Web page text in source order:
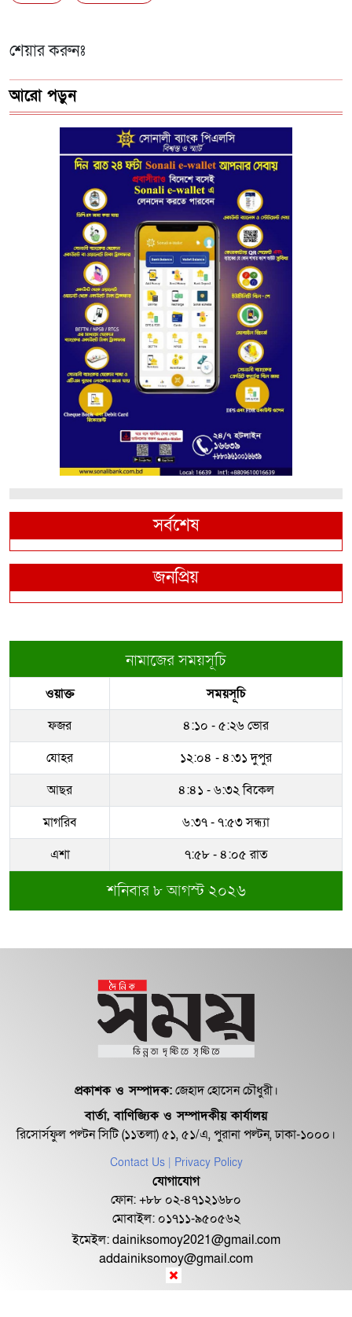
শেয়ার করুনঃ
আরো পড়ুন
সর্বশেষ
জনপ্রিয়
নামাজের সময়সূচি
ওয়াক্ত
সময়সূচি
ফজর
৪:১০ - ৫:২৬ ভোর
যোহর
১২:০৪ - ৪:৩১ দুপুর
আছর
৪:৪১ - ৬:৩২ বিকেল
মাগরিব
৬:৩৭ - ৭:৫৩ সন্ধ্যা
এশা
৭:৫৮ - ৪:০৫ রাত
শনিবার ৮ আগস্ট ২০২৬
প্রকাশক ও সম্পাদক:জেহাদ হোসেন চৌধুরী।
বার্তা, বাণিজ্যিক ও সম্পাদকীয় কার্যালয়
রিসোর্সফুল পল্টন সিটি (১১তলা) ৫১, ৫১/এ, পুরানা পল্টন, ঢাকা-১০০০।
Contact Us | Privacy Policy
যোগাযোগ
ফোন: +৮৮ ০২-৪৭১২১৬৮০
মোবাইল: ০১৭১১-৯৫০৫৬২
ইমেইল:dainiksomoy2021@gmail.com
addainiksomoy@gmail.com